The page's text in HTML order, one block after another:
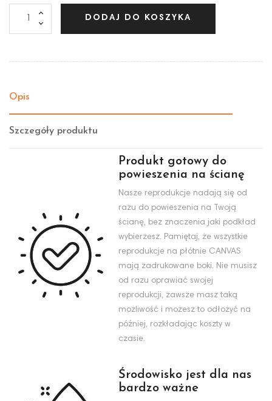
DODAJ DO KOSZYKA
Opis
Szczegóły produktu
Produkt gotowy do
powieszenia na ścianę
Nasze reprodukcje nadają się od
razu do powieszenia na Twoją
ścianę, bez znaczenia jaki podkład
wybierzesz. Pamiętaj, że wszystkie
reprodukcje na płótnie CANVAS
mają zadrukowane boki. Nie musisz
od razu oprawiać swojej
reprodukcji, zawsze masz taką
możliwość i możesz to odłożyć na
później, rozkładając koszty w
czasie.
Środowisko jest dla nas
bardzo ważne